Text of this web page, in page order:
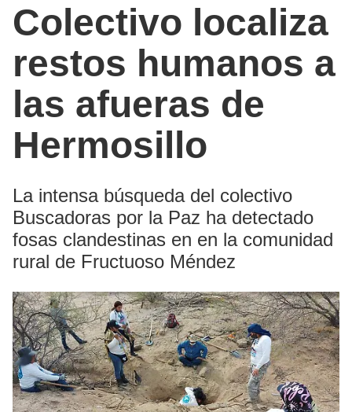
Colectivo localiza
restos humanos a
las afueras de
Hermosillo
La intensa búsqueda del colectivo
Buscadoras por la Paz ha detectado
fosas clandestinas en en la comunidad
rural de Fructuoso Méndez